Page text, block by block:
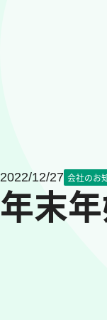
2022/12/27 会社のお
年末